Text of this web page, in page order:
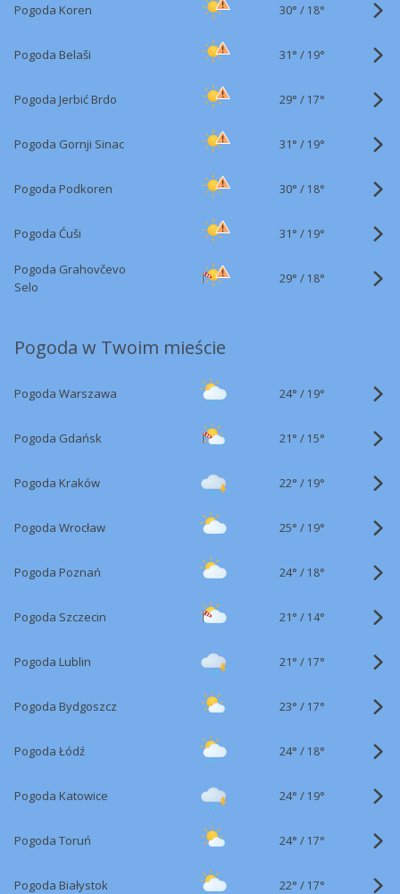
Pogoda Koren 30° / 18°
Pogoda Belaši 31° / 19°
Pogoda Jerbić Brdo 29° / 17°
Pogoda Gornji Sinac 31° / 19°
Pogoda Podkoren 30° / 18°
Pogoda Ćuši 31° / 19°
Pogoda Grahovčevo
Selo
29° / 18°
Pogoda w Twoim mieście
Pogoda Warszawa 24° / 19°
Pogoda Gdańsk 21° / 15°
Pogoda Kraków 22° / 19°
Pogoda Wrocław 25° / 19°
Pogoda Poznań 24° / 18°
Pogoda Szczecin 21° / 14°
Pogoda Lublin 21° / 17°
Pogoda Bydgoszcz 23° / 17°
Pogoda Łódź 24° / 18°
Pogoda Katowice 24° / 19°
Pogoda Toruń 24° / 17°
Pogoda Białystok 22° / 17°